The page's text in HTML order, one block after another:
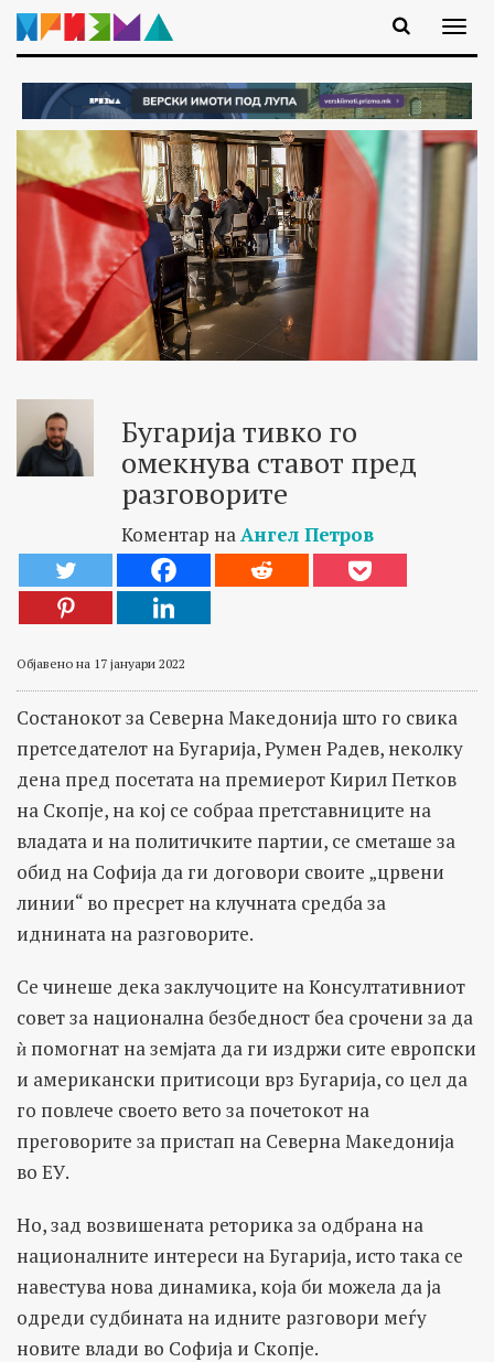
Бугарија тивко го
омекнува ставот пред
разговорите
Коментар наАнгел Петров
Објавено на 17 јануари 2022
Состанокот за Северна Македонија што го свика
претседателот на Бугарија, Румен Радев, неколку
дена пред посетата на премиерот Кирил Петков
на Скопје, на кој се собраа претставниците на
владата и на политичките партии, се сметаше за
обид на Софија да ги договори своите „црвени
линии“ во пресрет на клучната средба за
иднината на разговорите.
Се чинеше дека заклучоците на Консултативниот
совет за национална безбедност беа срочени за да
ѝ помогнат на земјата да ги издржи сите европски
и американски притисоци врз Бугарија, со цел да
го повлече своето вето за почетокот на
преговорите за пристап на Северна Македонија
во ЕУ.
Но, зад возвишената реторика за одбрана на
националните интереси на Бугарија, исто така се
навестува нова динамика, која би можела да ја
одреди судбината на идните разговори меѓу
новите влади во Софија и Скопје.